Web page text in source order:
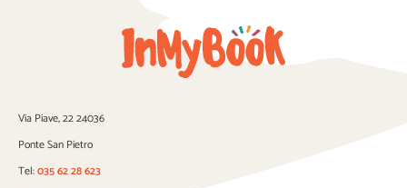
Via Piave, 22 24036
Ponte San Pietro
Tel:035 62 28 623